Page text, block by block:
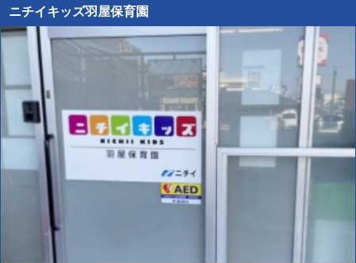
ニチイキッズ羽屋保育園